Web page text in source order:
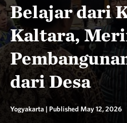
Belajar dari
Kaltara,
dari Desa
Yogyakarta | Published May 12, 2026